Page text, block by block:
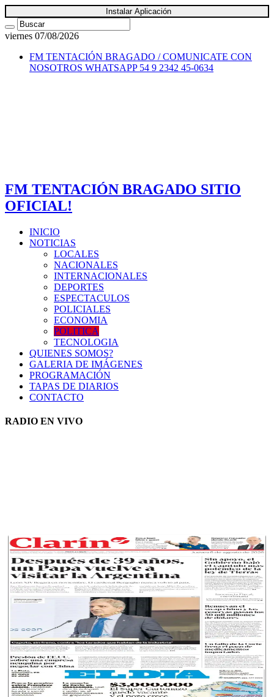
Instalar Aplicación
viernes 07/08/2026
FM TENTACIÓN BRAGADO / COMUNICATE CON
NOSOTROS WHATSAPP 54 9 2342 45-0634
FM TENTACIÓN BRAGADO SITIO
OFICIAL!
INICIO
NOTICIAS
LOCALES
NACIONALES
INTERNACIONALES
DEPORTES
ESPECTACULOS
POLICIALES
ECONOMIA
POLITICA
TECNOLOGIA
QUIENES SOMOS?
GALERIA DE IMÁGENES
PROGRAMACIÓN
TAPAS DE DIARIOS
CONTACTO
RADIO EN VIVO